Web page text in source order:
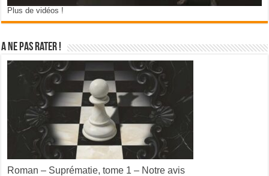
Plus de vidéos !
A ne pas rater !
Roman – Suprématie, tome 1 – Notre avis